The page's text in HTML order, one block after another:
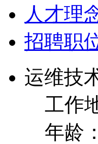
人才理
招聘职
运维技
工作
年龄